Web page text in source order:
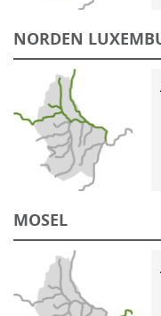
NORDEN
MOSEL